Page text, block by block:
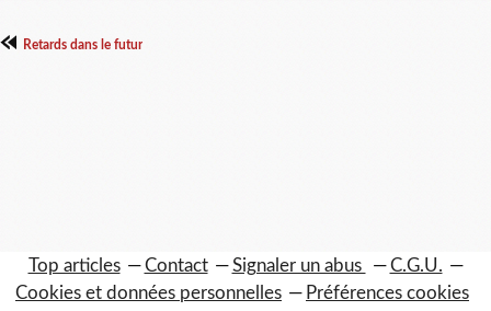
Retards dans le futur
Top articles Contact Signaler un abus
C.G.U.
Cookies et données personnelles
Préférences cookies